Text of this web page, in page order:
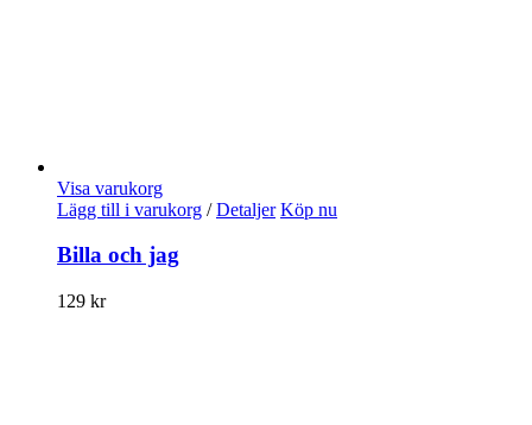
Visa varukorg
Lägg till i varukorg / Detaljer Köp nu
Billa och jag
129 kr